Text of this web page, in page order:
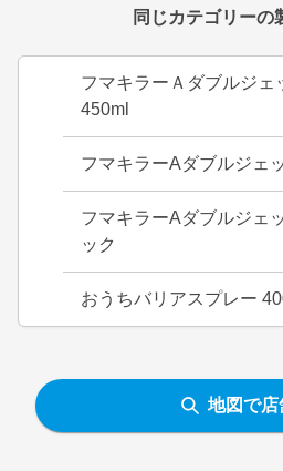
同じカテゴリーの
フマキラーＡダブルジェ
450ml
フマキラーAダブルジェ
フマキラーAダブルジェ
ック
おうちバリアスプレー
地図で店